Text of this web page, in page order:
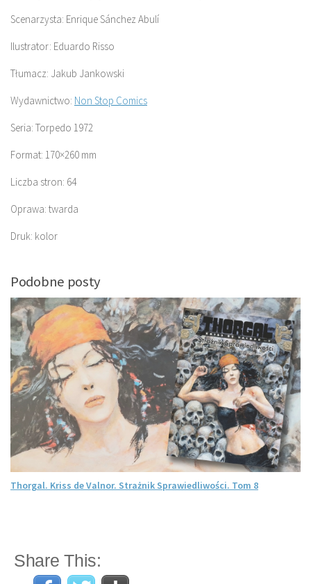
Scenarzysta: Enrique Sánchez Abulí
Ilustrator: Eduardo Risso
Tłumacz: Jakub Jankowski
Wydawnictwo: Non Stop Comics
Seria: Torpedo 1972
Format: 170×260 mm
Liczba stron: 64
Oprawa: twarda
Druk: kolor
Podobne posty
Thorgal. Kriss de Valnor. Strażnik Sprawiedliwości. Tom 8
Share This: